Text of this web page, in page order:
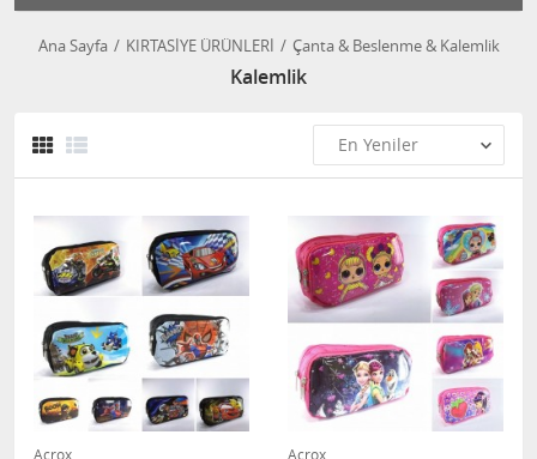
Ana Sayfa KIRTASİYE ÜRÜNLERİ Çanta & Beslenme & Kalemlik
Kalemlik
Acrox Acrox